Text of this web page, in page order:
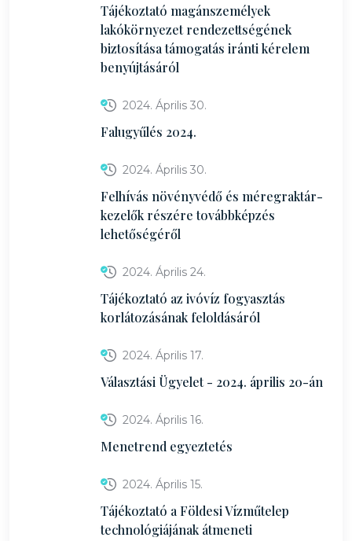
Tájékoztató magánszemélyek
lakókörnyezet rendezettségének
biztosítása támogatás iránti kérelem
benyújtásáról
2024. Április 30.
Falugyűlés 2024.
2024. Április 30.
Felhívás növényvédő és méregraktár-
kezelők részére továbbképzés
lehetőségéről
2024. Április 24.
Tájékoztató az ivóvíz fogyasztás
korlátozásának feloldásáról
2024. Április 17.
Választási Ügyelet - 2024. április 20-án
2024. Április 16.
Menetrend egyeztetés
2024. Április 15.
Tájékoztató a Földesi Vízműtelep
technológiájának átmeneti